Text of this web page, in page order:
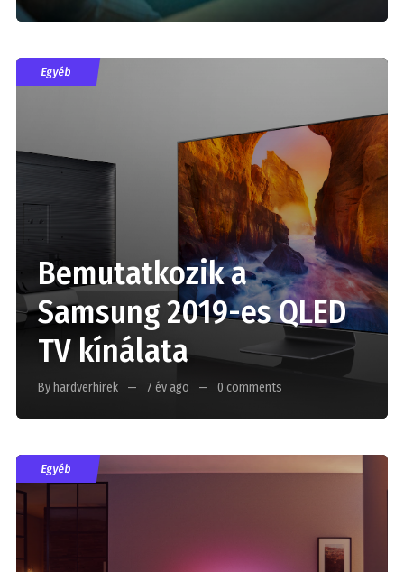
Egyéb
Bemutatkozik a
Samsung 2019-es QLED
TV kínálata
By hardverhirek 7 év ago 0 comments
Egyéb